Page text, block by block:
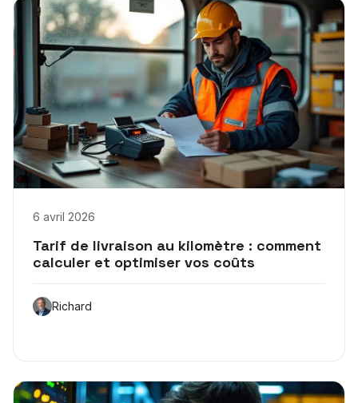
6 avril 2026
Tarif de livraison au kilomètre : comment
calculer et optimiser vos coûts
Richard